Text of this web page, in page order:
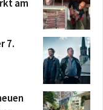
am
7.